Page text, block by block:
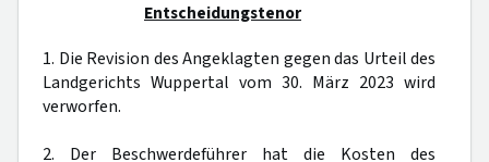
Entscheidungstenor
1. Die Revision des Angeklagten gegen das Urteil des
Landgerichts Wuppertal vom 30. März 2023 wird
verworfen.
2. Der Beschwerdeführer hat die Kosten des